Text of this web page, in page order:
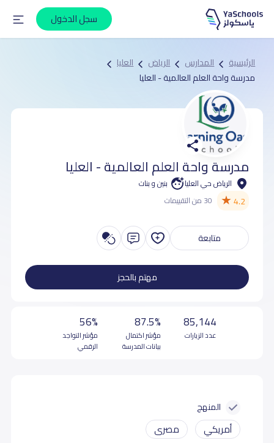
سجل الدخول
الرئيسية المدارس الرياض
العليا
مدرسة واحة العلم العالمية - العليا
مدرسة واحة العلم العالمية - العليا
الرياض حي العليا بنين و بنات
4.2
★ 30 من التقييمات
متابعة
مهتم بالحجز
85,144
عدد الزيارات
87.5%
مؤشر اكتمال
بيانات المدرسة
56%
مؤشر التواجد
الرقمي
المنهج
أمريكي مصرى